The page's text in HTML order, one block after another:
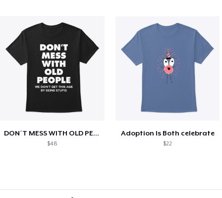
DON´T MESS WITH OLD PEOPLE
$48
Adoption Is Both celebrate
$22